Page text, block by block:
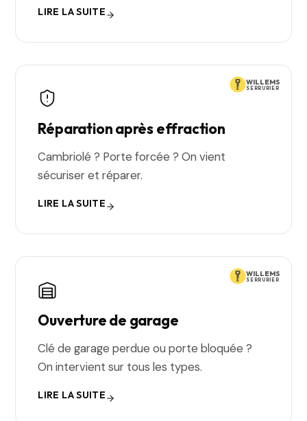
LIRE LA SUITE
WILLEMS
SERRURIER
Réparation après effraction
Cambriolé ? Porte forcée ? On vient
sécuriser et réparer.
LIRE LA SUITE
WILLEMS
SERRURIER
Ouverture de garage
Clé de garage perdue ou porte bloquée ?
On intervient sur tous les types.
LIRE LA SUITE